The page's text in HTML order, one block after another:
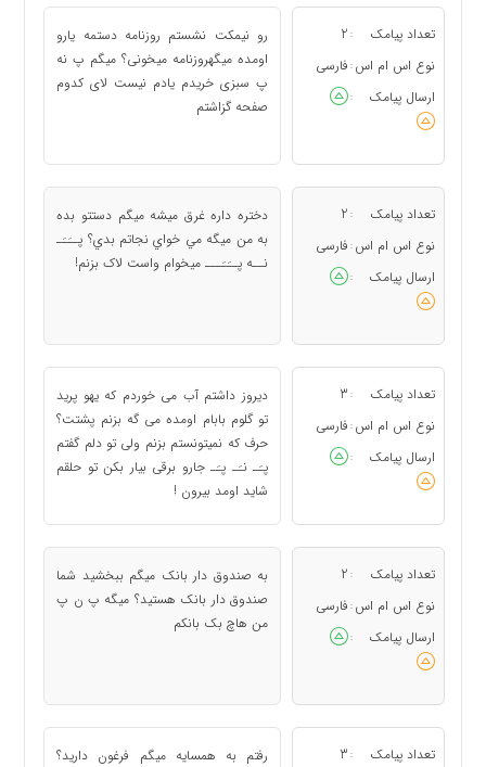
تعداد پیامک :
2
نوع اس ام اس : فارسی
ارسال پیامک
:
رو نیمکت نشستم روزنامه دستمه یارو
اومده میگهروزنامه میخونی؟ میگم پ نه
پ سبزی خریدم یادم نیست لای کدوم
صفحه گزاشتم
تعداد پیامک :
2
نوع اس ام اس : فارسی
ارسال پیامک
:
دختره داره غرق ميشه ميگم دستتو بده
به من ميگه مي خواي نجاتم بدي؟ پــَـَـ
نــه پــَـَـــ ميخوام واست لاک بزنم!
تعداد پیامک :
3
نوع اس ام اس : فارسی
ارسال پیامک
:
دیروز داشتم آب می خوردم که یهو پرید
تو گلوم بابام اومده می گه بزنم پشتت؟
حرف که نمیتونستم بزنم ولی تو دلم گفتم
پـَـ نـَـ پـَـ جارو برقی بیار بکن تو حلقم
شاید اومد بیرون !
تعداد پیامک :
2
نوع اس ام اس : فارسی
ارسال پیامک
:
به صندوق دار بانک میگم ببخشید شما
صندوق دار بانک هستید؟ میگه پ ن پ
من هاچ بک بانکم
تعداد پیامک :
3
رفتم به همسایه میگم فرغون دارید؟